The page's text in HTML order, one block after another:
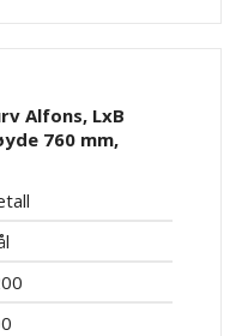
Alfons, LxB
760 mm,